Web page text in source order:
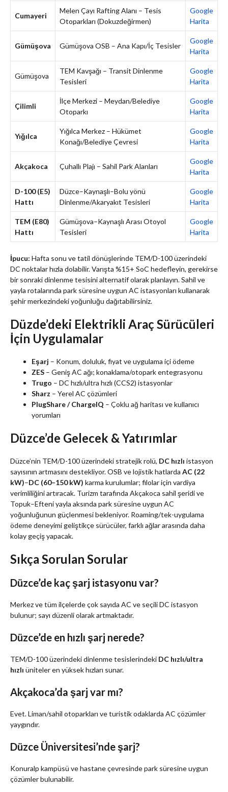
Cumayeri
Melen Çayı Rafting Alanı – Tesis
Otoparkları (Dokuzdeğirmen)
Google
Harita
Gümüşova Gümüşova OSB – Ana Kapı/İç Tesisler
Google
Harita
Gümüşova
TEM Kavşağı – Transit Dinlenme
Tesisleri
Google
Harita
Çilimli
İlçe Merkezi – Meydan/Belediye
Otoparkı
Google
Harita
Yığılca
Yığılca Merkez – Hükümet
Konağı/Belediye Çevresi
Google
Harita
Akçakoca Çuhallı Plajı – Sahil Park Alanları
Google
Harita
D-100 (E5)
Hattı
Düzce–Kaynaşlı–Bolu yönü
Dinlenme/Akaryakıt Tesisleri
Google
Harita
TEM (E80)
Hattı
Gümüşova–Kaynaşlı Arası Otoyol
Tesisleri
Google
Harita
İpucu: Hafta sonu ve tatil dönüşlerinde TEM/D-100 üzerindeki
DC noktalar hızla dolabilir. Varışta %15+ SoC hedefleyin, gerekirse
bir sonraki dinlenme tesisini alternatif olarak planlayın. Sahil ve
yayla rotalarında park süresine uygun AC istasyonları kullanarak
şehir merkezindeki yoğunluğu dağıtabilirsiniz.
Düzde’deki Elektrikli Araç Sürücüleri
İçin Uygulamalar
Eşarj – Konum, doluluk, fiyat ve uygulama içi ödeme
ZES – Geniş AC ağı; konaklama/otopark entegrasyonu
Trugo – DC hızlı/ultra hızlı (CCS2) istasyonlar
Sharz – Yerel AC çözümleri
PlugShare / ChargeIQ – Çoklu ağ haritası ve kullanıcı
yorumları
Düzce’de Gelecek & Yatırımlar
Düzce’nin TEM/D-100 üzerindeki stratejik rolü, DC hızlı istasyon
sayısının artmasını destekliyor. OSB ve lojistik hatlarda AC (22
kW)–DC (60–150 kW) karma kurulumlar; filolar için vardiya
verimliliğini artıracak. Turizm tarafında Akçakoca sahil şeridi ve
Topuk–Efteni yayla aksında park süresine uygun AC
yoğunluğunun güçlenmesi bekleniyor. Roaming/tek-uygulama
ödeme deneyimi geliştikçe sürücüler, farklı ağlar arasında daha
kolay geçiş yapacak.
Sıkça Sorulan Sorular
Düzce’de kaç şarj istasyonu var?
Merkez ve tüm ilçelerde çok sayıda AC ve seçili DC istasyon
bulunur; sayı düzenli olarak artmaktadır.
Düzce’de en hızlı şarj nerede?
TEM/D-100 üzerindeki dinlenme tesislerindeki DC hızlı/ultra
hızlı üniteler en yüksek hızları sunar.
Akçakoca’da şarj var mı?
Evet. Liman/sahil otoparkları ve turistik odaklarda AC çözümler
yaygındır.
Düzce Üniversitesi’nde şarj?
Konuralp kampüsü ve hastane çevresinde park süresine uygun
çözümler bulunabilir.